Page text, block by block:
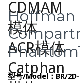
Hoffman
型号/Model：BR/